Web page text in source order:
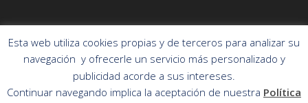
Asociación Gremial
Auto-Taxi de
POLÍTICA DE PRIVACIDAD
POLÍTICA DE COOKIES
AVISO
Esta web utiliza cookies propias y de terceros para analizar su
navegación y ofrecerle un servicio más personalizado y
publicidad acorde a sus intereses.
Continuar navegando implica la aceptación de nuestra Política